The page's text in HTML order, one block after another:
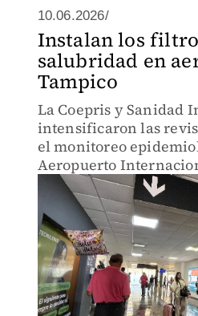
10.06.2026/
Instalan los
salubridad en
Tampico
La Coepris y Sanidad
intensificaron las
el monitoreo
Aeropuerto
la central de
riesgos a la salud
2026.